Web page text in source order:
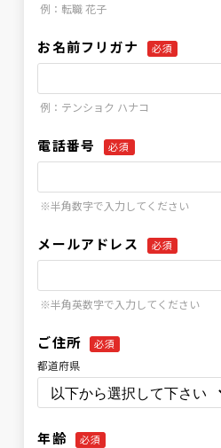
例：転職 花子
お名前フリガナ 必須
例：テンショク ハナコ
電話番号 必須
※半角数字で入力してください
メールアドレス 必須
※半角英数字で入力してください
ご住所 必須
都道府県
年齢 必須